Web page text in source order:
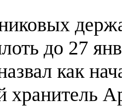
до 27
как
хранитель